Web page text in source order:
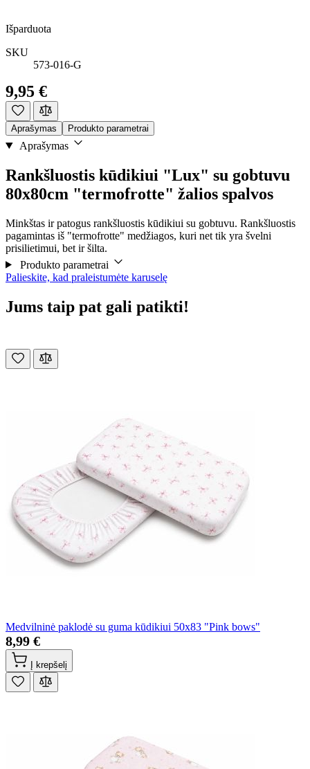
Išparduota
SKU
573-016-G
9,95 €
Aprašymas Produkto parametrai
Aprašymas
Rankšluostis kūdikiui "Lux" su gobtuvu
80x80cm "termofrotte" žalios spalvos
Minkštas ir patogus rankšluostis kūdikiui su gobtuvu. Rankšluostis
pagamintas iš "termofrotte" medžiagos, kuri net tik yra švelni
prisilietimui, bet ir šilta.
Produkto parametrai
Palieskite, kad praleistumėte karuselę
Jums taip pat gali patikti!
Medvilninė paklodė su guma kūdikiui 50x83 "Pink bows"
8,99 €
Į krepšelį